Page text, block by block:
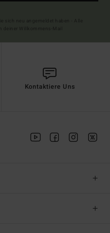
Kontaktiere Uns